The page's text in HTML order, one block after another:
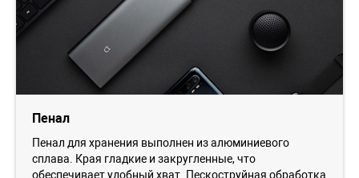
Пенал
Пенал для хранения выполнен из алюминиевого
сплава. Края гладкие и закругленные, что
обеспечивает удобный хват. Пескоструйная обработка